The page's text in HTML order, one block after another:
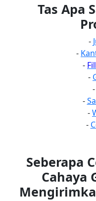
Tas Apa
-
-
-
-
-
-
-
-
Seberapa
Cahaya